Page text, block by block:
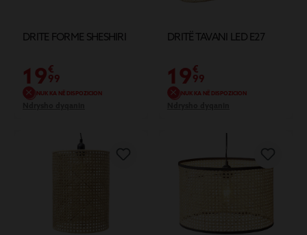
DRITE FORME SHESHIRI
19€
99
NUK KA NË DISPOZICION
DRITË TAVANI LED E27
19€
99
NUK KA NË DISPOZICION